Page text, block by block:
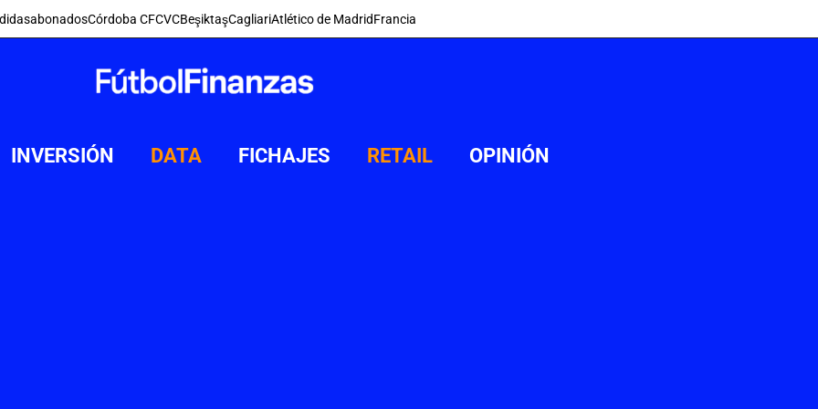
abonadosCórdoba CFCVCBeşiktaşCagliariAtlético de MadridFrancia
INVERSIÓN DATA FICHAJES RETAIL OPINIÓN